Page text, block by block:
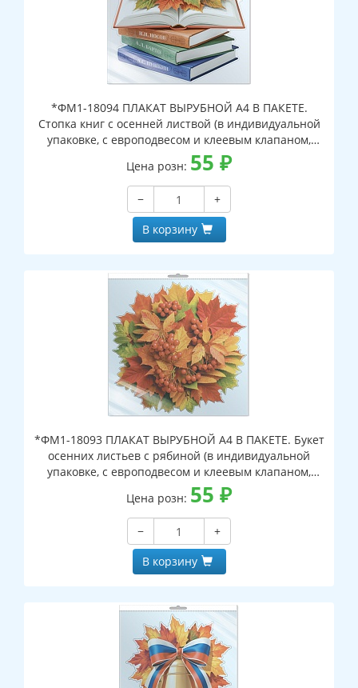
*ФМ1-18094 ПЛАКАТ ВЫРУБНОЙ А4 В ПАКЕТЕ.
Стопка книг с осенней листвой (в индивидуальной
упаковке, с европодвесом и клеевым клапаном,
двухсторонний, ВД-лак)
Цена розн: 55 ₽
−
+
В корзину
*ФМ1-18093 ПЛАКАТ ВЫРУБНОЙ А4 В ПАКЕТЕ. Букет
осенних листьев с рябиной (в индивидуальной
упаковке, с европодвесом и клеевым клапаном,
двухсторонний, ВД-лак)
Цена розн: 55 ₽
−
+
В корзину